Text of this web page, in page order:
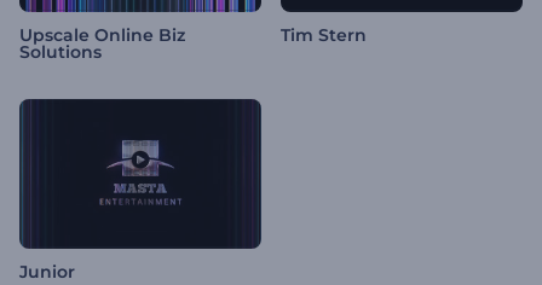
Upscale Online Biz
Solutions
Tim Stern
Junior